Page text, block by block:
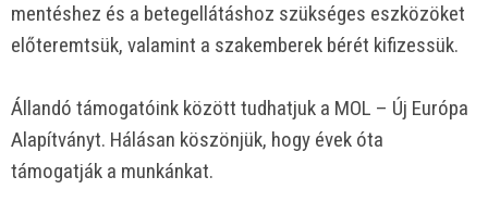
mentéshez és a betegellátáshoz szükséges eszközöket
előteremtsük, valamint a szakemberek bérét kifizessük.
Állandó támogatóink között tudhatjuk a MOL – Új Európa
Alapítványt. Hálásan köszönjük, hogy évek óta
támogatják a munkánkat.